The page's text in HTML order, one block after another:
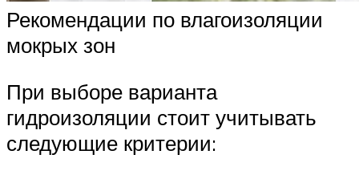
Рекомендации по влагоизоляции
мокрых зон
При выборе варианта
гидроизоляции стоит учитывать
следующие критерии: